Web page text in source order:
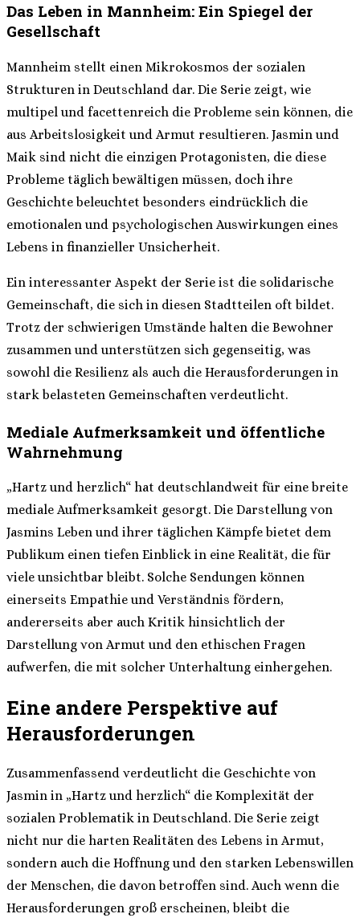
Das Leben in Mannheim: Ein Spiegel der
Gesellschaft
Mannheim stellt einen Mikrokosmos der sozialen
Strukturen in Deutschland dar. Die Serie zeigt, wie
multipel und facettenreich die Probleme sein können, die
aus Arbeitslosigkeit und Armut resultieren. Jasmin und
Maik sind nicht die einzigen Protagonisten, die diese
Probleme täglich bewältigen müssen, doch ihre
Geschichte beleuchtet besonders eindrücklich die
emotionalen und psychologischen Auswirkungen eines
Lebens in finanzieller Unsicherheit.
Ein interessanter Aspekt der Serie ist die solidarische
Gemeinschaft, die sich in diesen Stadtteilen oft bildet.
Trotz der schwierigen Umstände halten die Bewohner
zusammen und unterstützen sich gegenseitig, was
sowohl die Resilienz als auch die Herausforderungen in
stark belasteten Gemeinschaften verdeutlicht.
Mediale Aufmerksamkeit und öffentliche
Wahrnehmung
„Hartz und herzlich“ hat deutschlandweit für eine breite
mediale Aufmerksamkeit gesorgt. Die Darstellung von
Jasmins Leben und ihrer täglichen Kämpfe bietet dem
Publikum einen tiefen Einblick in eine Realität, die für
viele unsichtbar bleibt. Solche Sendungen können
einerseits Empathie und Verständnis fördern,
andererseits aber auch Kritik hinsichtlich der
Darstellung von Armut und den ethischen Fragen
aufwerfen, die mit solcher Unterhaltung einhergehen.
Eine andere Perspektive auf
Herausforderungen
Zusammenfassend verdeutlicht die Geschichte von
Jasmin in „Hartz und herzlich“ die Komplexität der
sozialen Problematik in Deutschland. Die Serie zeigt
nicht nur die harten Realitäten des Lebens in Armut,
sondern auch die Hoffnung und den starken Lebenswillen
der Menschen, die davon betroffen sind. Auch wenn die
Herausforderungen groß erscheinen, bleibt die